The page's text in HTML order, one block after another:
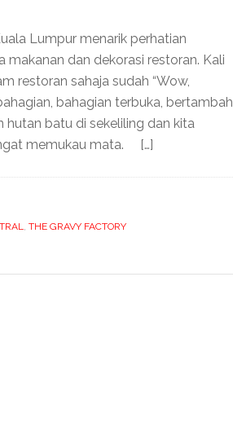
Lumpur menarik perhatian
makanan dan dekorasi restoran. Kali
restoran sahaja sudah “Wow,
bahagian terbuka, bertambah
batu di sekeliling dan kita
memukau mata. […]
, THE GRAVY FACTORY